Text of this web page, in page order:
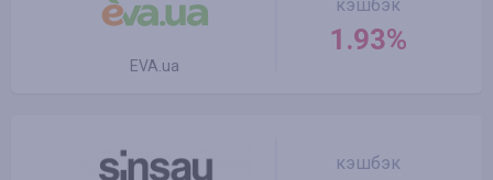
EVA.ua
кэшбэк
1.93%
кэшбэк